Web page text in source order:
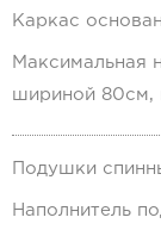
Каркас
Максимальная
шириной 80см,
Подушки
Наполнитель